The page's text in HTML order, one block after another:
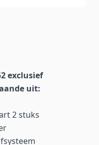
exclusief
uit:
2 stuks